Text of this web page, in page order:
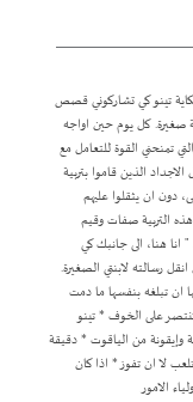
تينو كي تشاركوني قصص
صغيرة. كل يوم حين اواجه
تمنحني القوة للتعامل مع
الذين قاموا بتربية
دون ان يثقلوا عليهم
التربية صفات وقيم
انا هنا، الى جانبك كي
رسالته لابنتي الصغيرة.
ان تبلغه بنفسها ما دمت
على الخوف * تينو
من الياقوت * دقيقة
تلعب لا ان تفوز * اذا كان
الامور